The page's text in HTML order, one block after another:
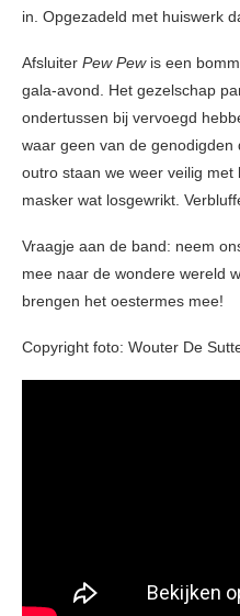
in. Opgezadeld met huiswerk
Afsluiter Pew Pewis een
gala-avond. Het gezelschap
ondertussen bij vervoegd
waar geen van de
outro staan we weer veilig
masker wat losgewrikt.
Vraagje aan de band: neem
mee naar de wondere wereld
brengen het oestermes mee!
Copyright foto: Wouter De